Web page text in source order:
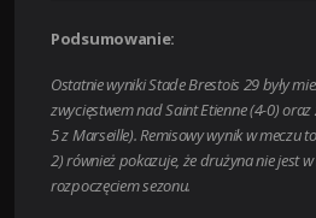
Podsumowanie:
Ostatnie wyniki Stade Brestois 29 były
zwycięstwem nad Saint Etienne (4-0)
5 z Marseille). Remisowy wynik w meczu
2) również pokazuje, że drużyna nie jest
rozpoczęciem sezonu.